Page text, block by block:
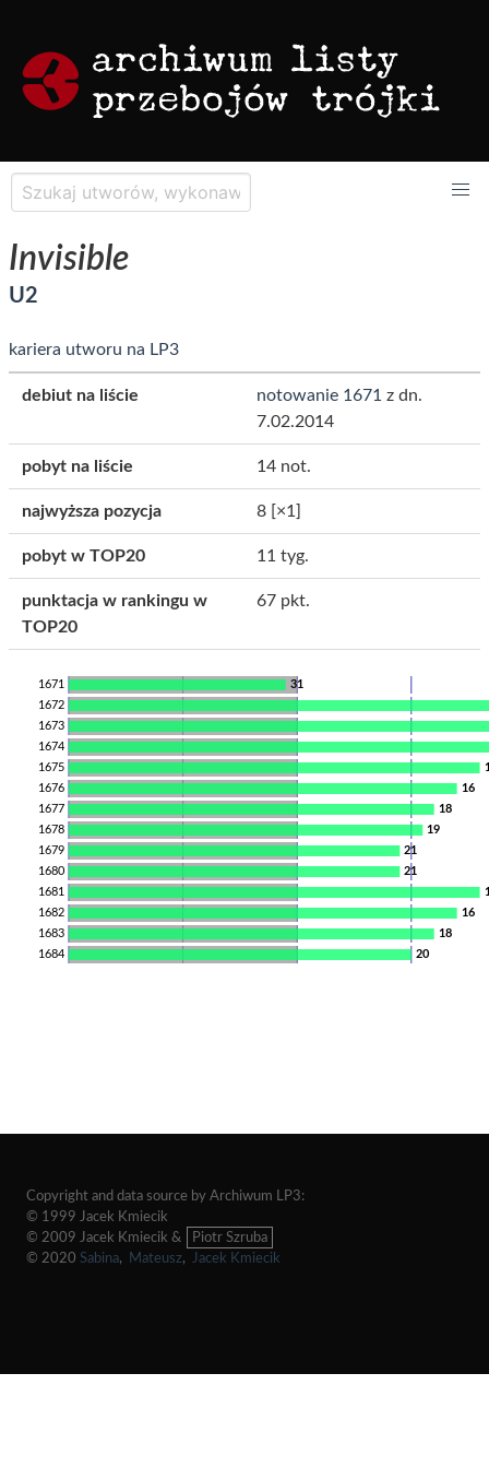
Invisible
U2
kariera utworu na LP3
debiut na liście notowanie 1671 z dn.
7.02.2014
pobyt na liście 14 not.
najwyższa pozycja 8 [×1]
pobyt w TOP20 11 tyg.
punktacja w rankingu w
TOP20
67 pkt.
31
1671
1672
1673
1674
1675
16
1676
18
1677
19
1678
21
1679
21
1680
1681
16
1682
18
1683
20
1684
Copyright and data source by Archiwum LP3:
© 1999 Jacek Kmiecik
© 2009 Jacek Kmiecik &
Piotr Szruba
© 2020 Sabina, Mateusz, Jacek Kmiecik